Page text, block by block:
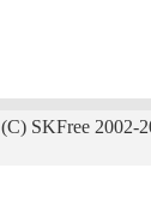
(C) SKFree 2002-